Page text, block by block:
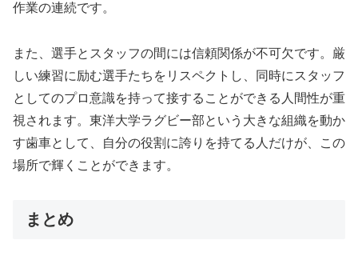
作業の連続です。
また、選手とスタッフの間には信頼関係が不可欠です。厳
しい練習に励む選手たちをリスペクトし、同時にスタッフ
としてのプロ意識を持って接することができる人間性が重
視されます。東洋大学ラグビー部という大きな組織を動か
す歯車として、自分の役割に誇りを持てる人だけが、この
場所で輝くことができます。
まとめ